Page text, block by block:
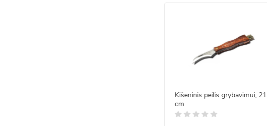
Kišeninis peilis grybavimui, 21
cm